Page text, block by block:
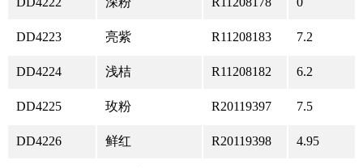
DD4223 亮紫 R11208183 7.2
DD4224 浅桔 R11208182 6.2
DD4225 玫粉 R20119397 7.5
DD4226 鲜红 R20119398 4.95